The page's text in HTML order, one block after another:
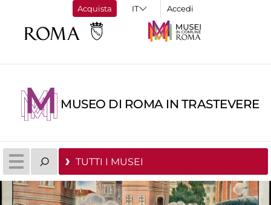
Acquista Accedi
MUSEO DI ROMA IN TRASTEVERE
TUTTI I MUSEI